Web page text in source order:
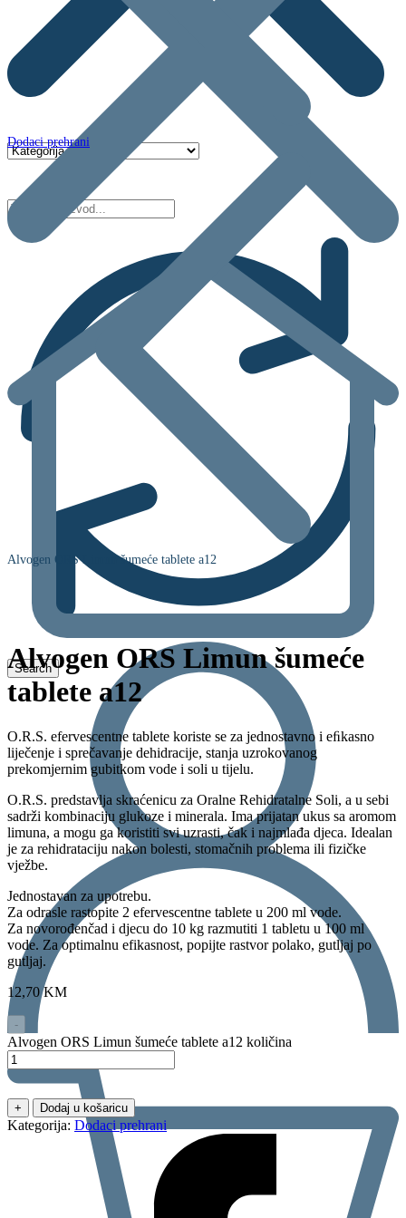
Dodaci prehrani
Alvogen ORS Limun šumeće tablete a12
Alvogen ORS Limun šumeće
tablete a12
O.R.S. efervescentne tablete koriste se za jednostavno i eﬁkasno
liječenje i sprečavanje dehidracije, stanja uzrokovanog
prekomjernim gubitkom vode i soli u tijelu.
O.R.S. predstavlja skraćenicu za Oralne Rehidratalne Soli, a u sebi
sadrži kombinaciju glukoze i minerala. Ima prijatan ukus sa aromom
limuna, a mogu ga koristiti svi uzrasti, čak i najmlađa djeca. Idealan
je za rehidrataciju nakon bolesti, stomačnih problema ili fizičke
vježbe.
Jednostavan za upotrebu.
Za odrasle rastopite 2 efervescentne tablete u 200 ml vode.
Za novorođenčad i djecu do 10 kg razmutiti 1 tabletu u 100 ml
vode. Za optimalnu efikasnost, popijte rastvor polako, gutljaj po
gutljaj.
12,70KM
-
Alvogen ORS Limun šumeće tablete a12 količina
+ Dodaj u košaricu
Kategorija: Dodaci prehrani